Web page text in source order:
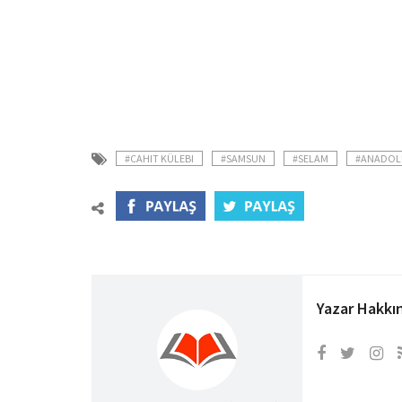
#CAHIT KÜLEBI #SAMSUN #SELAM
Yazar